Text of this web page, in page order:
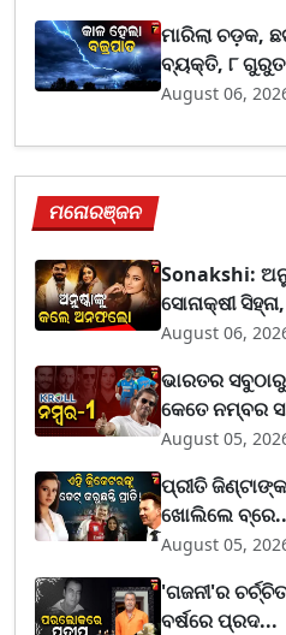
ମାରିଲା ଚଡ଼କ,
ବ୍ୟକ୍ତି, ୮
August 06,
ମନୋରଞ୍ଜନ
Sonakshi:
ସୋନାକ୍ଷୀ
August 06,
ଭାରତର
କେତେ ନମ୍ବର
August 05,
ପ୍ରୀତି
ଖୋଲିଲେ
August 05,
'ଗଜନୀ'ର
ବର୍ଷରେ ପ୍ରଦ...